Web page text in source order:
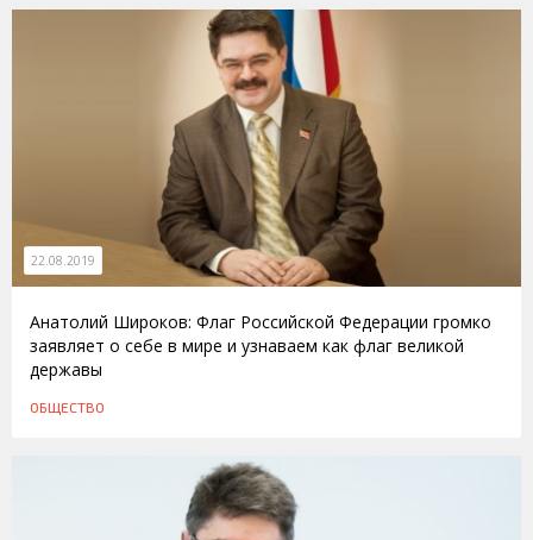
22.08.2019
Анатолий Широков: Флаг Российской Федерации громко
заявляет о себе в мире и узнаваем как флаг великой
державы
ОБЩЕСТВО